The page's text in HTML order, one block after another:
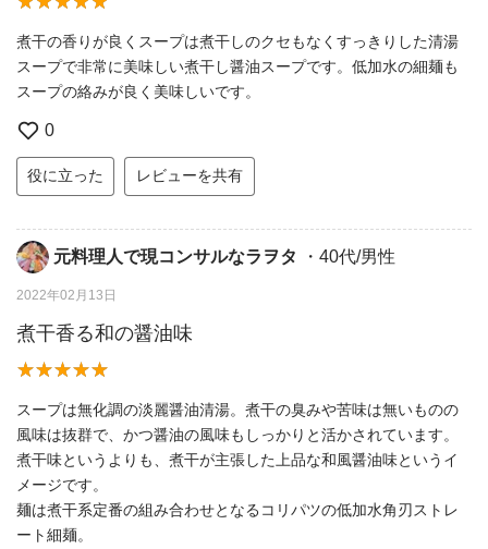
煮干の香りが良くスープは煮干しのクセもなくすっきりした清湯
スープで非常に美味しい煮干し醤油スープです。低加水の細麺も
スープの絡みが良く美味しいです。
0
役に立った レビューを共有
元料理人で現コンサルなラヲタ ・40代/男性
2022年02月13日
煮干香る和の醤油味
スープは無化調の淡麗醤油清湯。煮干の臭みや苦味は無いものの
風味は抜群で、かつ醤油の風味もしっかりと活かされています。
煮干味というよりも、煮干が主張した上品な和風醤油味というイ
メージです。
麺は煮干系定番の組み合わせとなるコリパツの低加水角刃ストレ
ート細麺。